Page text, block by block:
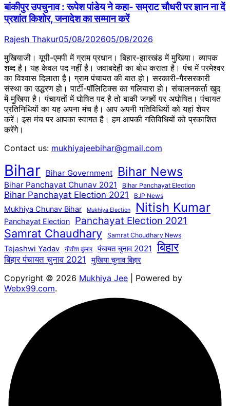
बांकीपुर उपचुनाव : रूपेश पांडेय ने कहा- सम्राट चौधरी पर ज्ञान ना दें
प्रशांत किशोर, जनादेश का सम्मान करें
Rajesh Thakur05/08/202605/08/2026
मुखियाजी। यूपी-एमपी में ग्राम प्रधान। बिहार-झारखंड में मुखिया। व्यापक
शब्द है। यह केवल पद नहीं है। जवाबदेही का बोध कराता है। पंच में परमेश्वर
का विश्वास दिलाता है। ग्राम पंचायत की बात हो। सरकारी-गैरसरकारी
संस्था का उद्धरण हो। पार्टी-पॉलिटिक्स का गलियारा हो। संचालनकर्ता खुद
में मुखिया है। पंचायतों में घोषित पद है तो बाकी जगहों पर अघोषित। पंचायत
प्रतिनिधियों का यह अपना मंच है। आप अपनी गतिविधियों को यहां शेयर
करें। इस मंच पर आपका स्वागत है। हम आपकी गतिविधियों को प्रकाशित
करेंगेे।
Contact us: mukhiyajeebihar@gmail.com
Bihar Bihar Government Bihar News
Bihar Panchayat Chunav 2021 Bihar Panchayat Election
Bihar Panchayat Election 2021 BJP News
Mukhiya Chunav Bihar Mukhiya Election Nitish Kumar
Panchayat Election Panchayat Election 2021
Samrat Chaudhary Samrat Choudhary News
Tejashwi Yadav नीतीश कुमार पंचायत चुनाव 2021 बिहार
बिहार पंचायत चुनाव 2021 मुखिया चुनाव बिहार
Copyright © 2026 Mukhiya Jee | Powered by
Webx99.com.